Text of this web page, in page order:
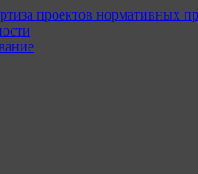
проектов нормативных